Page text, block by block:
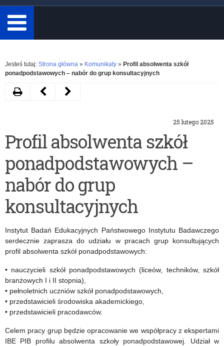
minimum
3
znaki.
Rozwiń
Jesteś tutaj: Strona główna » Komunikaty » Profil absolwenta szkół
ponadpodstawowych – nabór do grup konsultacyjnych
25 lutego 2025
Profil absolwenta szkół
ponadpodstawowych –
nabór do grup
konsultacyjnych
Instytut Badań Edukacyjnych Państwowego Instytutu Badawczego
serdecznie zaprasza do udziału w pracach grup konsultujących
profil absolwenta szkół ponadpodstawowych:
• nauczycieli szkół ponadpodstawowych (liceów, techników, szkół
branżowych I i II stopnia),
• pełnoletnich uczniów szkół ponadpodstawowych,
• przedstawicieli środowiska akademickiego,
• przedstawicieli pracodawców.
Celem pracy grup będzie opracowanie we współpracy z ekspertami
IBE PIB profilu absolwenta szkoły ponadpodstawowej. Udział w
DrukujNastępny
stypendialny
Horyzonty
Poprzedni
edukacyjne
z
edukacji
finansowej